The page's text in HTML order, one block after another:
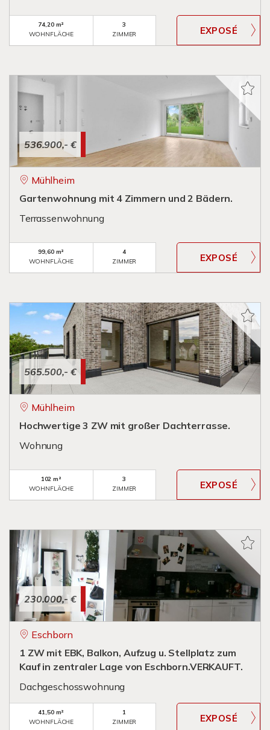
74,20 m²
WOHNFLÄCHE
3
ZIMMER
536.900,- €
Mühlheim
Gartenwohnung mit 4 Zimmern und 2 Bädern.
Terrassenwohnung
99,60 m²
WOHNFLÄCHE
4
ZIMMER
565.500,- €
Mühlheim
Hochwertige 3 ZW mit großer Dachterrasse.
Wohnung
102 m²
WOHNFLÄCHE
3
ZIMMER
230.000,- €
Eschborn
1 ZW mit EBK, Balkon, Aufzug u. Stellplatz zum
Kauf in zentraler Lage von Eschborn.VERKAUFT.
Dachgeschosswohnung
41,50 m²
WOHNFLÄCHE
1
ZIMMER